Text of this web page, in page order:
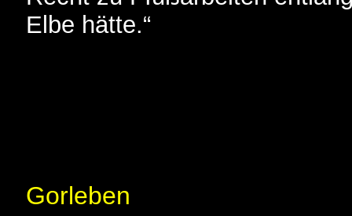
Elbe hätte.“
Gorleben